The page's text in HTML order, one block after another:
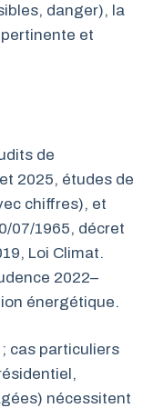
danger), la
et
de
2025, études de
chiffres), et
07/1965, décret
Loi Climat.
2022–
énergétique.
cas particuliers
nécessitent